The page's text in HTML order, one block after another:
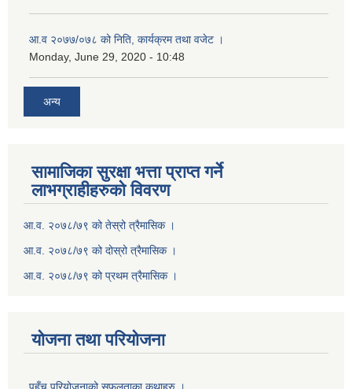
आ.व २०७७/०७८ को निति, कार्यक्रम तथा वजेट ।
Monday, June 29, 2020 - 10:48
अन्य
सामाजिका सुरक्षा भत्ता प्राप्त गर्ने
लाभग्राहीहरुको विवरण
आ.व. २०७८/७९ को तेस्रो त्रैमासिक ।
आ.व. २०७८/७९ को दोस्रो त्रैमासिक ।
आ.व. २०७८/७९ को प्रथम त्रैमासिक ।
योजना तथा परियोजना
पहुँच परियोजनाको सफलताका कथाहरु ।